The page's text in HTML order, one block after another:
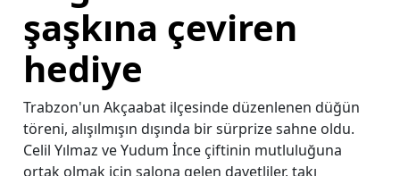
şaşkına çeviren
hediye
Trabzon'un Akçaabat ilçesinde düzenlenen düğün
töreni, alışılmışın dışında bir sürprize sahne oldu.
Celil Yılmaz ve Yudum İnce çiftinin mutluluğuna
ortak olmak için salona gelen davetliler, takı